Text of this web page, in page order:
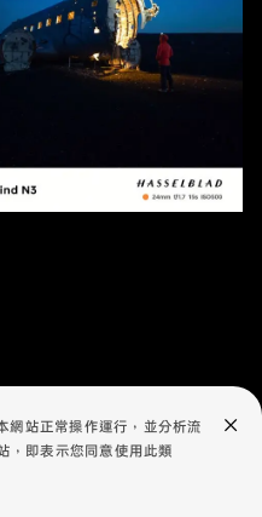
網站正常操作運行，並分析流
，即表示您同意使用此類
相機，透過65:24寬高比，
現底片魅力。